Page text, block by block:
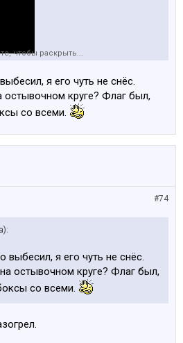
чтобы раскрыть...
я его чуть не снёс.
остывочном круге? Флаг был,
со всеми.
#74
выбесил, я его чуть не снёс.
остывочном круге? Флаг был,
со всеми.